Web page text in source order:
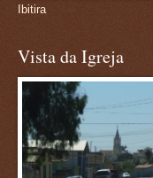
Ibitira
Vista da Igreja